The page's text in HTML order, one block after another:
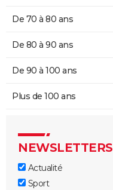
De 70 à 80 ans
De 80 à 90 ans
De 90 à 100 ans
Plus de 100 ans
NEWSLETTERS
Actualité
Sport